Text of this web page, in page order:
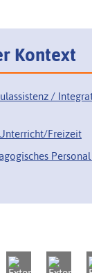
Kontext
/
Freizeit